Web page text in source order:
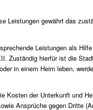
Leistungen gewährt das
Leistungen als
Zuständig hierfür ist die
in einem Heim leben,
Kosten der Unterkunft und
Ansprüche gegen Dritte